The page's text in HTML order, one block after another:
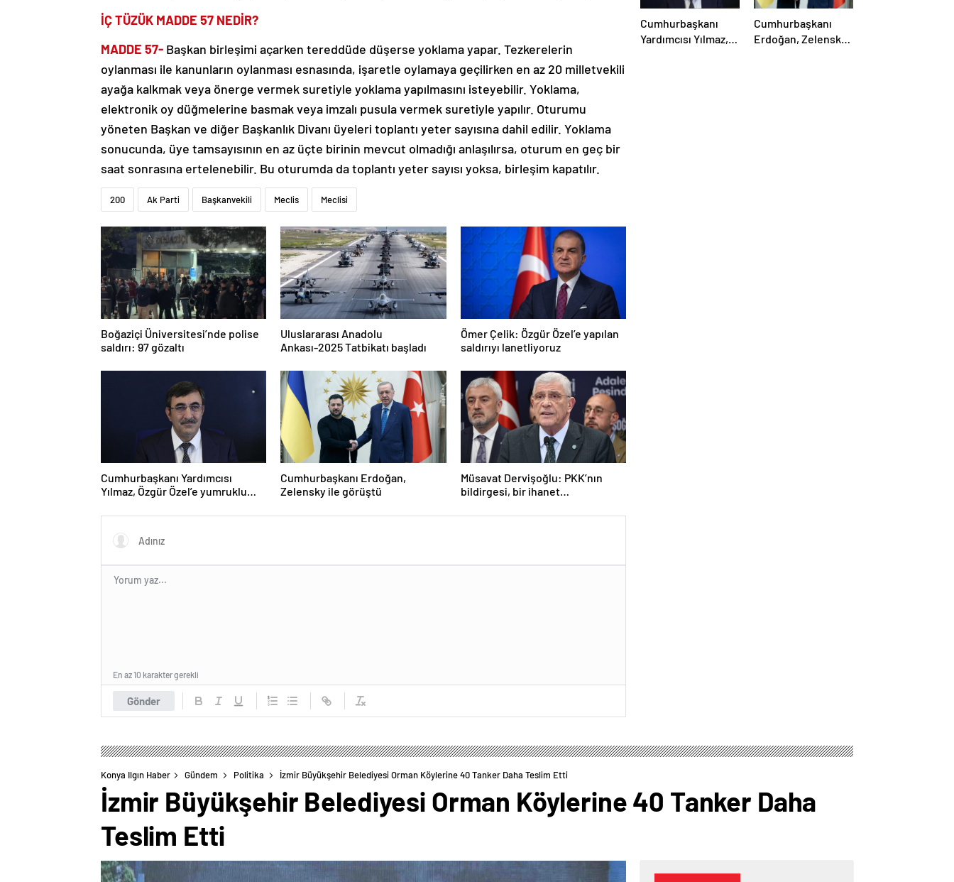
İÇ TÜZÜK MADDE 57 NEDİR?
MADDE 57- Başkan birleşimi açarken tereddüde düşerse yoklama yapar. Tezkerelerin
oylanması ile kanunların oylanması esnasında, işaretle oylamaya geçilirken en az 20 milletvekili
ayağa kalkmak veya önerge vermek suretiyle yoklama yapılmasını isteyebilir. Yoklama,
elektronik oy düğmelerine basmak veya imzalı pusula vermek suretiyle yapılır. Oturumu
yöneten Başkan ve diğer Başkanlık Divanı üyeleri toplantı yeter sayısına dahil edilir. Yoklama
sonucunda, üye tamsayısının en az üçte birinin mevcut olmadığı anlaşılırsa, oturum en geç bir
saat sonrasına ertelenebilir. Bu oturumda da toplantı yeter sayısı yoksa, birleşim kapatılır.
200 Ak Parti Başkanvekili Meclis Meclisi
Boğaziçi Üniversitesi’nde polise
saldırı: 97 gözaltı
Uluslararası Anadolu
Ankası-2025 Tatbikatı başladı
Ömer Çelik: Özgür Özel’e yapılan
saldırıyı lanetliyoruz
Cumhurbaşkanı Yardımcısı
Yılmaz, Özgür Özel’e yumruklu
Cumhurbaşkanı Erdoğan,
Zelensky ile görüştü
Müsavat Dervişoğlu: PKK’nın
bildirgesi, bir ihanet
Gönder
En az 10 karakter gerekli
Cumhurbaşkanı
Yardımcısı Yılmaz,
Cumhurbaşkanı
Erdoğan, Zelensky
Konya Ilgın Haber Gündem Politika İzmir Büyükşehir Belediyesi Orman Köylerine 40 Tanker Daha Teslim Etti
İzmir Büyükşehir Belediyesi Orman Köylerine 40 Tanker Daha
Teslim Etti